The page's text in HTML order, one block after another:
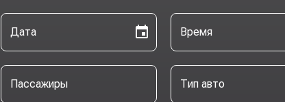
Дата Время
Пассажиры Тип авто